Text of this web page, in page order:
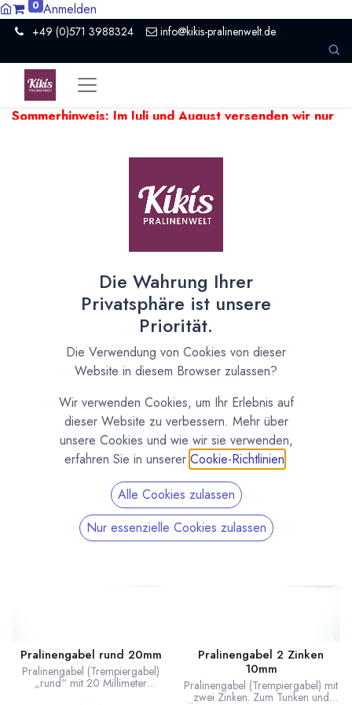
0 Anmelden
+49 (0)571 3988324 info@kikis-pralinenwelt.de
Sommerhinweis: Im Juli und August versenden wir nur
beim Versand empfindlicher Produkte zu Verzögerungen
nötig ein paar Tage später.
Pralinengabeln
Zeige 50
Pralinengabeln und Trempiergabeln
Pralinengabeln und Trempiergabeln zum Tunken, Überziehen
und Dekorieren von Pralinen und Trüffeln. Mit den speziell
geformten Gabeln lassen sich Pralinen und Trüffel
unterschiedlicher Form und Größe in Schokolade tunken,
überziehen und mit Gabelabdrücken verzieren.
Pralinengabel rund 20mm
Pralinengabel (Trempiergabel)
„rund“ mit 20 Millimeter
Pralinengabel 2 Zinken
10mm
Pralinengabel (Trempiergabel) mit
zwei Zinken. Zum Tunken und
Die Wahrung Ihrer
Privatsphäre ist unsere
Priorität.
Die Verwendung von Cookies von dieser
Website in diesem Browser zulassen?
Wir verwenden Cookies, um Ihr Erlebnis auf
dieser Website zu verbessern. Mehr über
unsere Cookies und wie wir sie verwenden,
erfahren Sie in unserer Cookie-Richtlinien
Alle Cookies zulassen
Nur essenzielle Cookies zulassen